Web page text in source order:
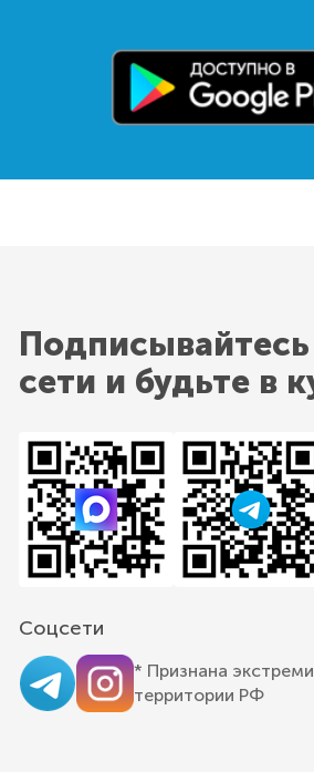
сети и будьте в
Соцсети
* Признана
территории РФ